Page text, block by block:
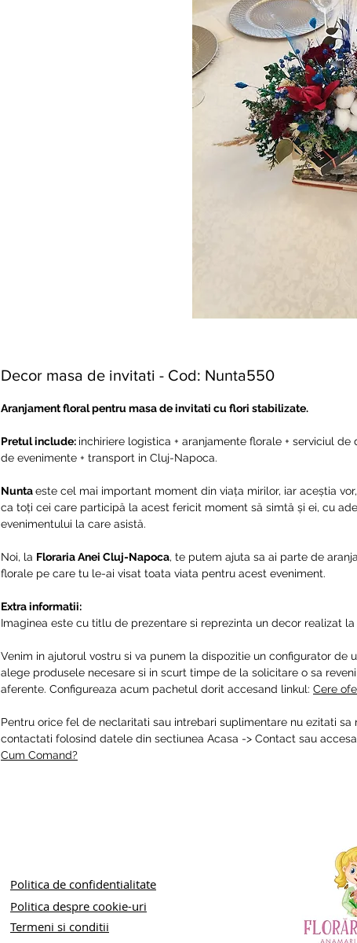
Decor masa de invitati - Cod: Nunta550
Aranjament floral pentru masa de invitati cu flori stabilizate.
Pretul include: inchiriere logistica + aranjamente florale + serviciul de
de evenimente + transport in Cluj-Napoca.
Nuntaeste cel mai important moment din viața mirilor, iar aceștia
ca toți cei care participă la acest fericit moment să simtă și ei, cu
evenimentului la care asistă.
Noi, la Floraria Anei Cluj-Napoca, te putem ajuta sa ai parte de
florale pe care tu le-ai visat toata viata pentru acest eveniment.
Extra informatii:
Imaginea este cu titlu de prezentare si reprezinta un decor realizat la
Venim in ajutorul vostru si va punem la dispozitie un configurator de
alege produsele necesare si in scurt timpe de la solicitare o sa
aferente. Configureaza acum pachetul dorit accesand linkul: Cere
Pentru orice fel de neclaritati sau intrebari suplimentare nu ezitati sa
contactati folosind datele din sectiunea Acasa -> Contact sau
Cum Comand?
Politica de confidentialitate
Politica despre cookie-uri
Termeni si conditii